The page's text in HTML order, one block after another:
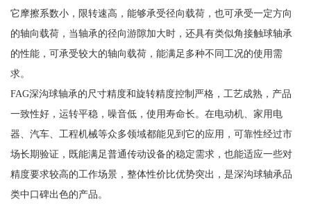
它摩擦系数小，限转速高，能够承受径向载荷，也可承受一定方向
的轴向载荷，当轴承的径向游隙加大时，还具有类似角接触球轴承
的性能，可承受较大的轴向载荷，能满足多种不同工况的使用需
求。
FAG深沟球轴承的尺寸精度和旋转精度控制严格，工艺成熟，产品
一致性好，运转平稳，噪音低，使用寿命长。在电动机、家用电
器、汽车、工程机械等众多领域都能见到它的应用，可靠性经过市
场长期验证，既能满足普通传动设备的稳定需求，也能适应一些对
精度要求较高的工作场景，整体性价比优势突出，是深沟球轴承品
类中口碑出色的产品。